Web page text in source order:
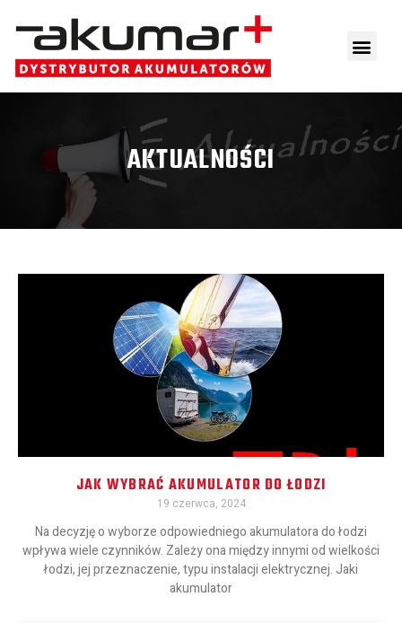
AKTUALNOŚCI
JAK WYBRAĆ AKUMULATOR DO ŁODZI
19 czerwca, 2024
Na decyzję o wyborze odpowiedniego akumulatora do łodzi
wpływa wiele czynników. Zależy ona między innymi od wielkości
łodzi, jej przeznaczenie, typu instalacji elektrycznej. Jaki
akumulator